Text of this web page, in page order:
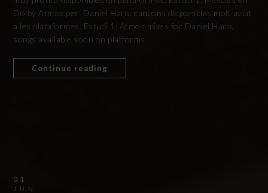
Dolby Atmos per Daniel Haro, cançons disponibles molt aviat
a les plataformes. Estudi 1: Atmos mixes for Daniel Haro,
songs available soon on platforms.
Continue reading
01
JUN